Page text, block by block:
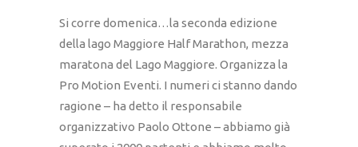
Si corre domenica…la seconda edizione
della lago Maggiore Half Marathon, mezza
maratona del Lago Maggiore. Organizza la
Pro Motion Eventi. I numeri ci stanno dando
ragione – ha detto il responsabile
organizzativo Paolo Ottone – abbiamo già